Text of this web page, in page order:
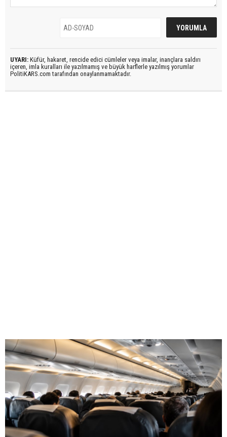
UYARI: Küfür, hakaret, rencide edici cümleler veya imalar, inançlara saldırı
içeren, imla kuralları ile yazılmamış ve büyük harflerle yazılmış yorumlar
PolitiKARS.com tarafından onaylanmamaktadır.